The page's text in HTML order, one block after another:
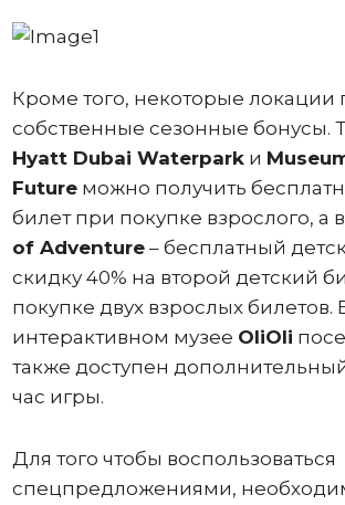
Кроме того, некоторые локации
собственные сезонные бонусы.
Hyatt Dubai Waterparkи
Futureможно получить
билет при покупке взрослого, а в
of Adventure– бесплатный
скидку 40% на второй детский
покупке двух взрослых билетов.
интерактивном музее OliOli
также доступен
час игры.
Для того чтобы воспользоваться
спецпредложениями,